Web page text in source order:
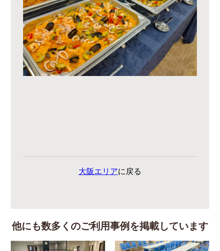
大阪エリアに戻る
他にも数多くのご利用事例を掲載しています